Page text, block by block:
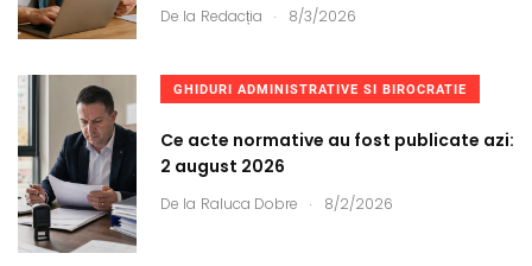
De la Redacția . 8/3/2026
GHIDURI ADMINISTRATIVE SI BIROCRATIE
Ce acte normative au fost publicate azi:
2 august 2026
De la Raluca Dobre . 8/2/2026